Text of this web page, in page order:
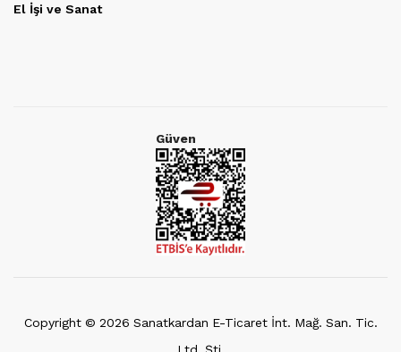
El İşi ve Sanat
Güven
Copyright © 2026 Sanatkardan E-Ticaret İnt. Mağ. San. Tic.